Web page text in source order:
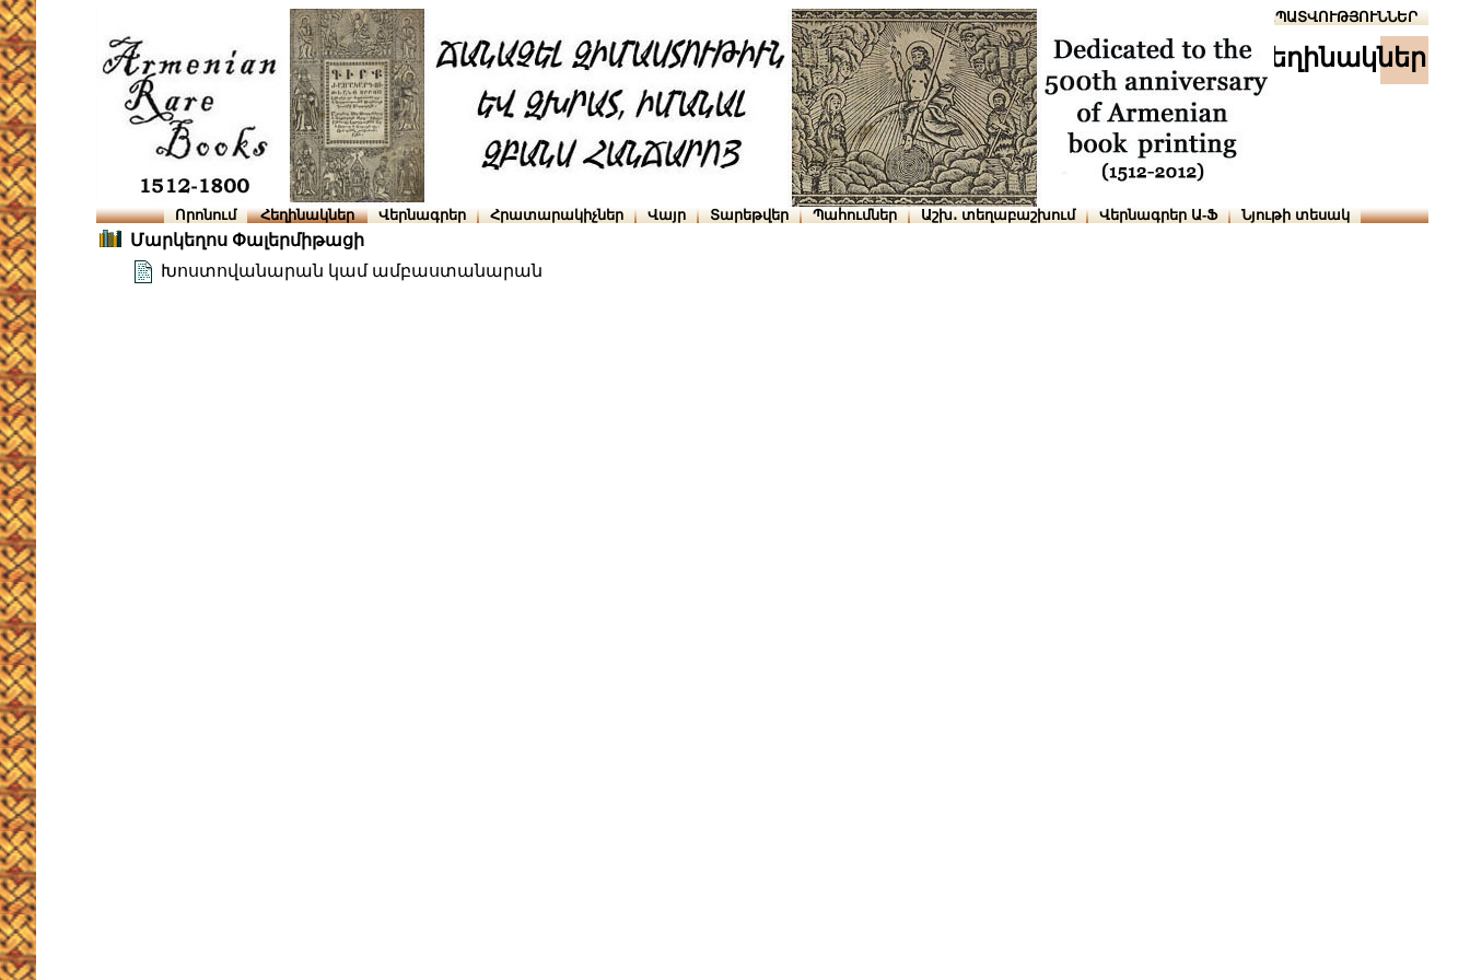
ՆԱԽԱՊԱՏՎՈՒԹՅՈՒՆՆԵՐ
հեղինակներ
Որոնում Հեղինակներ Վերնագրեր Հրատարակիչներ Վայր Տարեթվեր Պահումներ Աշխ․ տեղաբաշխում Վերնագրեր Ա-Ֆ Նյութի տեսակ
Մարկեղոս Փալերմիթացի
Խոստովանարան կամ ամբաստանարան